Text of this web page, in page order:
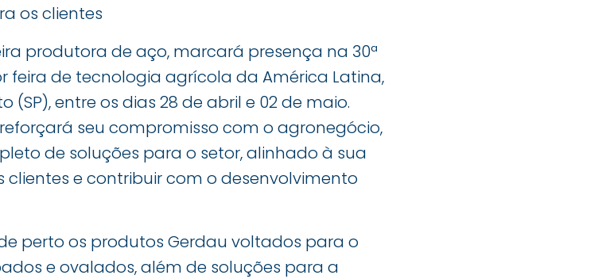
os clientes
produtora de aço, marcará presença na 30ª
feira de tecnologia agrícola da América Latina,
(SP), entre os dias 28 de abril e 02 de maio.
seu compromisso com o agronegócio,
de soluções para o setor, alinhado à sua
e contribuir com o desenvolvimento
perto os produtos Gerdau voltados para o
e ovalados, além de soluções para a